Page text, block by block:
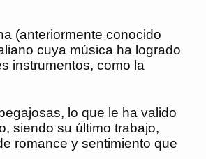
(anteriormente conocido
cuya música ha logrado
instrumentos, como la
lo que le ha valido
siendo su último trabajo,
romance y sentimiento que